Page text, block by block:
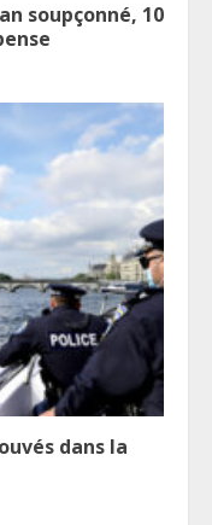
soupçonné, 10
dans la